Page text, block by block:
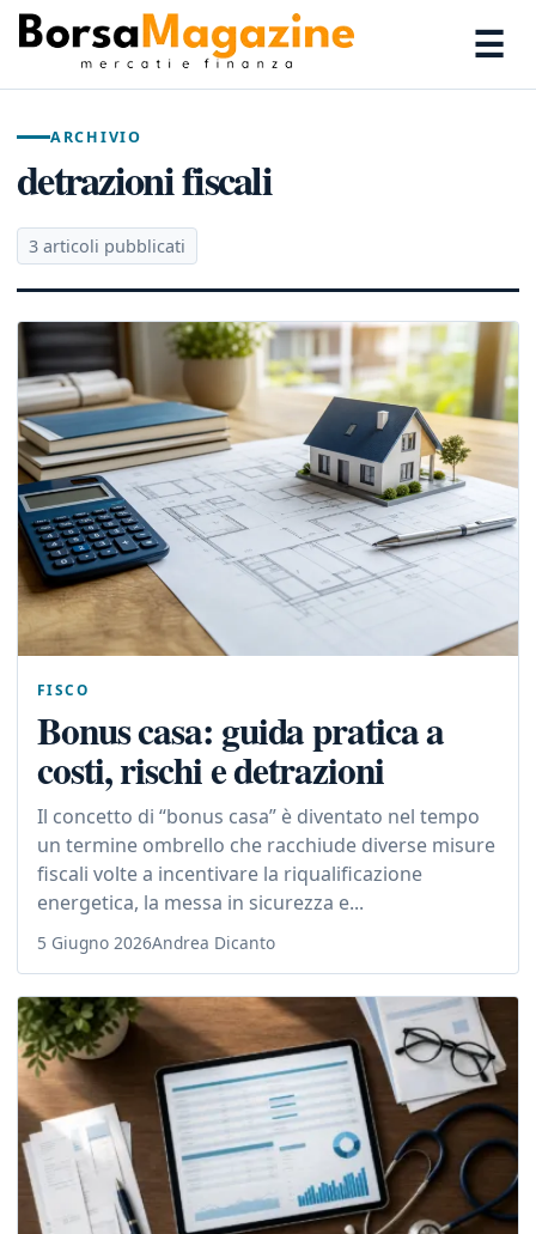
☰
ARCHIVIO
detrazioni fiscali
3 articoli pubblicati
FISCO
Bonus casa: guida pratica a
costi, rischi e detrazioni
Il concetto di “bonus casa” è diventato nel tempo
un termine ombrello che racchiude diverse misure
fiscali volte a incentivare la riqualificazione
energetica, la messa in sicurezza e...
5 Giugno 2026Andrea Dicanto